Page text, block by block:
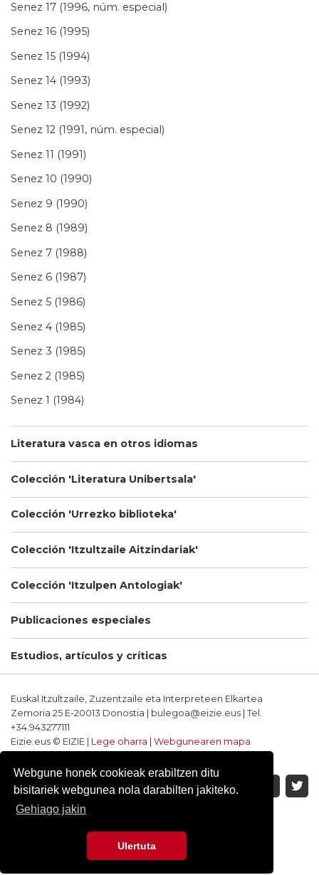
Webgune honek cookieak erabiltzen ditu
bisitariek webgunea nola darabilten jakiteko.
Gehiago jakin
Ulertuta
Senez 17 (1996, núm. especial)
Senez 16 (1995)
Senez 15 (1994)
Senez 14 (1993)
Senez 13 (1992)
Senez 12 (1991, núm. especial)
Senez 11 (1991)
Senez 10 (1990)
Senez 9 (1990)
Senez 8 (1989)
Senez 7 (1988)
Senez 6 (1987)
Senez 5 (1986)
Senez 4 (1985)
Senez 3 (1985)
Senez 2 (1985)
Senez 1 (1984)
Literatura vasca en otros idiomas
Colección 'Literatura Unibertsala'
Colección 'Urrezko biblioteka'
Colección 'Itzultzaile Aitzindariak'
Colección 'Itzulpen Antologiak'
Publicaciones especiales
Estudios, artículos y críticas
Euskal Itzultzaile, Zuzentzaile eta Interpreteen Elkartea
Zemoria 25 E-20013 Donostia | bulegoa@eizie.eus | Tel.
+34.943277111
Eizie.eus © EIZIE | Lege oharra
Webgunearen mapa